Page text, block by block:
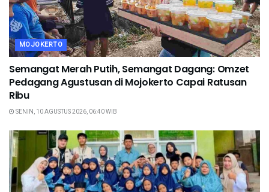
MOJOKERTO
Semangat Merah Putih, Semangat Dagang: Omzet
Pedagang Agustusan di Mojokerto Capai Ratusan
Ribu
SENIN, 10 AGUSTUS 2026, 06:40 WIB